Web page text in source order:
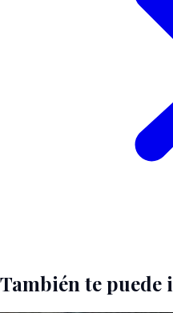
También te puede